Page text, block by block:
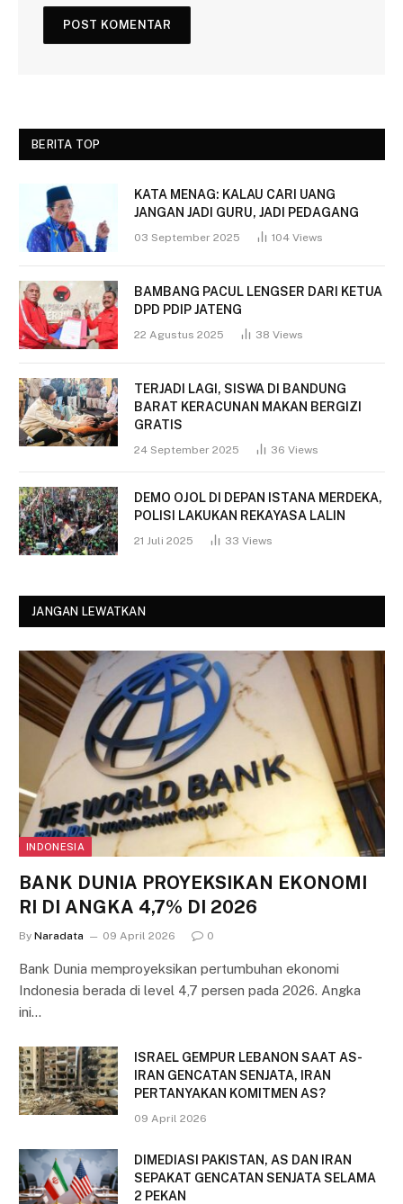
BERITA TOP
KATA MENAG: KALAU CARI UANG
JANGAN JADI GURU, JADI PEDAGANG
03 September 2025 104 Views
BAMBANG PACUL LENGSER DARI KETUA
DPD PDIP JATENG
22 Agustus 2025 38 Views
TERJADI LAGI, SISWA DI BANDUNG
BARAT KERACUNAN MAKAN BERGIZI
GRATIS
24 September 2025 36 Views
DEMO OJOL DI DEPAN ISTANA MERDEKA,
POLISI LAKUKAN REKAYASA LALIN
21 Juli 2025 33 Views
JANGAN LEWATKAN
INDONESIA
BANK DUNIA PROYEKSIKAN EKONOMI
RI DI ANGKA 4,7% DI 2026
By Naradata 09 April 2026 0
Bank Dunia memproyeksikan pertumbuhan ekonomi
Indonesia berada di level 4,7 persen pada 2026. Angka
ini…
ISRAEL GEMPUR LEBANON SAAT AS-
IRAN GENCATAN SENJATA, IRAN
PERTANYAKAN KOMITMEN AS?
09 April 2026
DIMEDIASI PAKISTAN, AS DAN IRAN
SEPAKAT GENCATAN SENJATA SELAMA
2 PEKAN